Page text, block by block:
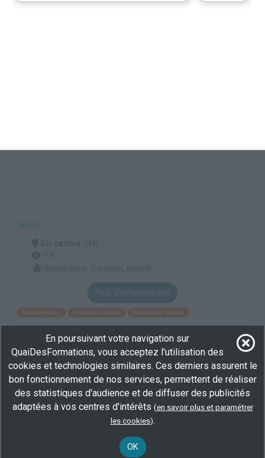
Atex
Plus d'informations
Voir cette recherche
Elargisez votre recherche en consultant lesformations en
extraction solide à Toulouse.
Ou consultez toutes lesformations carrier ébaucheur.
En poursuivant votre navigation sur
QuaiDesFormations, vous acceptez l'utilisation des
cookies et technologies similaires. Ces derniers assurent le
bon fonctionnement de nos services, permettent de réaliser
des statistiques d'audience et de diffuser des publicités
adaptées à vos centres d'intérêts (en savoir plus et paramétrer
les cookies).
OK